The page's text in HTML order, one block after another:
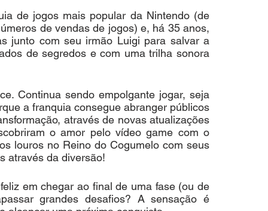
de jogos mais popular da Nintendo (de
de vendas de jogos) e, há 35 anos,
junto com seu irmão Luigi para salvar a
de segredos e com uma trilha sonora
Continua sendo empolgante jogar, seja
a franquia consegue abranger públicos
através de novas atualizações
o amor pelo vídeo game com o
louros no Reino do Cogumelo com seus
através da diversão!
em chegar ao final de uma fase (ou de
grandes desafios? A sensação é